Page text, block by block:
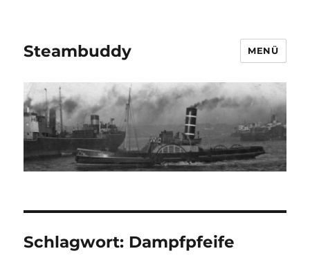
Steambuddy MENÜ
Schlagwort: Dampfpfeife